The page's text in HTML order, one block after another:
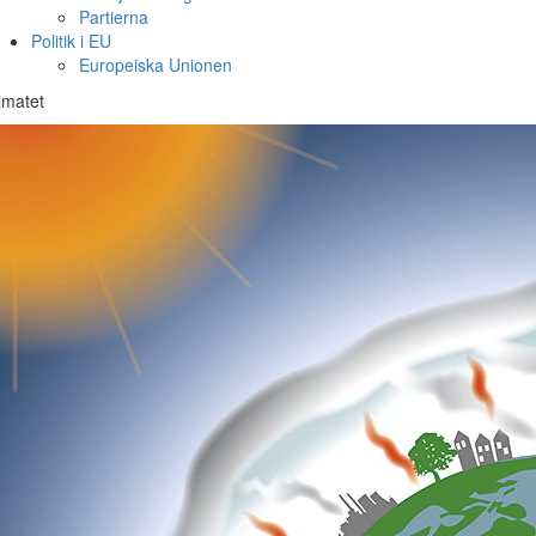
Partierna
Politik i EU
Europeiska Unionen